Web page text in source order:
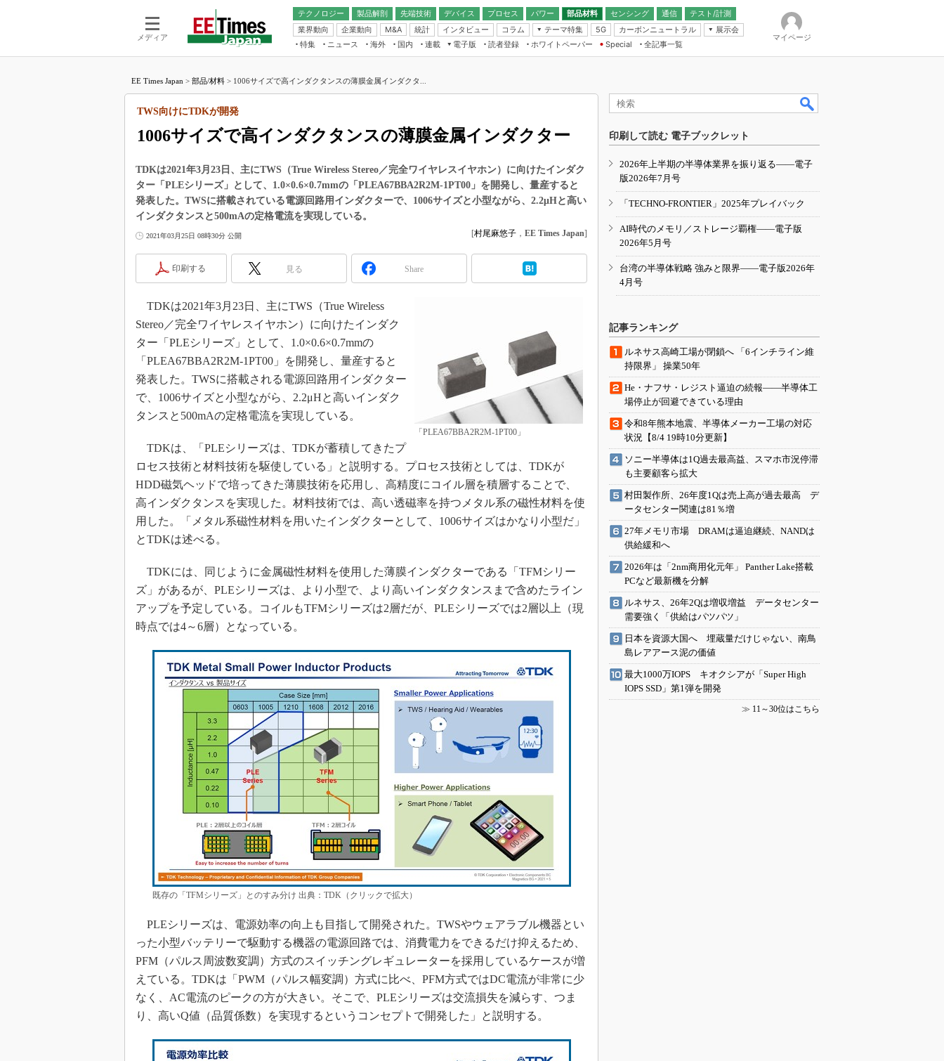
メディア
テクノロジー 製品解剖
先端技術
電池／エネルギー
デバイス
アナログ
マイコン
プロセス パワー 部品材料 センシング
通信
無線
テスト/計測
業界動向
企業動向 M&A 統計 インタビュー コラム
テーマ特集
フィジカルAI
読者調査（EE Times Research）
電源設計（EDN Japan）
5G カーボンニュートラル
展示会
IoT・エッジコンピューティング
EXPO
TECHNO-FRONTIER
人とくるま展
特集 ニュース 海外 国内
連載
福田昭のデバイス通信
大山聡の業界スコープ
リタイア直前エンジニアの社会人大
学漂流記
世界を「数字」で回してみよう
この10年で起こったこと、次の10年
で起こること
光伝送技術を知る
“異端児エンジニア”が仕掛けた社内
イノベーションは日本を救うのか
JASA発IoT通信
IHSアナリスト「未来展望」
ための新行動論
電子版
電子ブックレット
読者登録 ホワイトペーパー
Special
全記事一覧
マイページ
EE Times Japan > 部品/材料 > 1006サイズで高インダクタンスの薄膜金属インダクタ...
1006サイズで高インダクタンスの薄膜金属インダクター
TWS向けにTDKが開発
TDKは2021年3月23日、主にTWS（True Wireless Stereo／完全ワイヤレスイヤホン）に向けたインダク
ター「PLEシリーズ」として、1.0×0.6×0.7mmの「PLEA67BBA2R2M-1PT00」を開発し、量産すると
発表した。TWSに搭載されている電源回路用インダクターで、1006サイズと小型ながら、2.2μHと高い
インダクタンスと500mAの定格電流を実現している。
2021年03月25日 08時30分 公開 [村尾麻悠子 ， EE Times Japan]
印刷する 見る Share
「PLEA67BBA2R2M-1PT00」
TDKは2021年3月23日、主にTWS（True Wireless
Stereo／完全ワイヤレスイヤホン）に向けたインダク
ター「PLEシリーズ」として、1.0×0.6×0.7mmの
「PLEA67BBA2R2M-1PT00」を開発し、量産すると
発表した。TWSに搭載される電源回路用インダクター
で、1006サイズと小型ながら、2.2μHと高いインダク
タンスと500mAの定格電流を実現している。
TDKは、「PLEシリーズは、TDKが蓄積してきたプ
ロセス技術と材料技術を駆使している」と説明する。プロセス技術としては、TDKが
HDD磁気ヘッドで培ってきた薄膜技術を応用し、高精度にコイル層を積層することで、
高インダクタンスを実現した。材料技術では、高い透磁率を持つメタル系の磁性材料を使
用した。「メタル系磁性材料を用いたインダクターとして、1006サイズはかなり小型だ」
とTDKは述べる。
TDKには、同じように金属磁性材料を使用した薄膜インダクターである「TFMシリー
ズ」があるが、PLEシリーズは、より小型で、より高いインダクタンスまで含めたライン
アップを予定している。コイルもTFMシリーズは2層だが、PLEシリーズでは2層以上（現
時点では4～6層）となっている。
既存の「TFMシリーズ」とのすみ分け 出典：TDK（クリックで拡大）
PLEシリーズは、電源効率の向上も目指して開発された。TWSやウェアラブル機器とい
った小型バッテリーで駆動する機器の電源回路では、消費電力をできるだけ抑えるため、
PFM（パルス周波数変調）方式のスイッチングレギュレーターを採用しているケースが増
えている。TDKは「PWM（パルス幅変調）方式に比べ、PFM方式ではDC電流が非常に少
なく、AC電流のピークの方が大きい。そこで、PLEシリーズは交流損失を減らす、つま
り、高いQ値（品質係数）を実現するというコンセプトで開発した」と説明する。
印刷して読む 電子ブックレット
2026年上半期の半導体業界を振り返る――電子
版2026年7月号
「TECHNO-FRONTIER」2025年プレイバック
AI時代のメモリ／ストレージ覇権――電子版
2026年5月号
台湾の半導体戦略 強みと限界――電子版2026年
4月号
記事ランキング
ルネサス高崎工場が閉鎖へ 「6インチライン維
持限界」 操業50年
He・ナフサ・レジスト逼迫の続報――半導体工
場停止が回避できている理由
令和8年熊本地震、半導体メーカー工場の対応
状況【8/4 19時10分更新】
ソニー半導体は1Q過去最高益、スマホ市況停滞
も主要顧客ら拡大
村田製作所、26年度1Qは売上高が過去最高 デ
ータセンター関連は81％増
27年メモリ市場 DRAMは逼迫継続、NANDは
供給緩和へ
2026年は「2nm商用化元年」 Panther Lake搭載
PCなど最新機を分解
ルネサス、26年2Qは増収増益 データセンター
需要強く「供給はパツパツ」
日本を資源大国へ 埋蔵量だけじゃない、南鳥
島レアアース泥の価値
最大1000万IOPS キオクシアが「Super High
IOPS SSD」第1弾を開発
≫ 11～30位はこちら